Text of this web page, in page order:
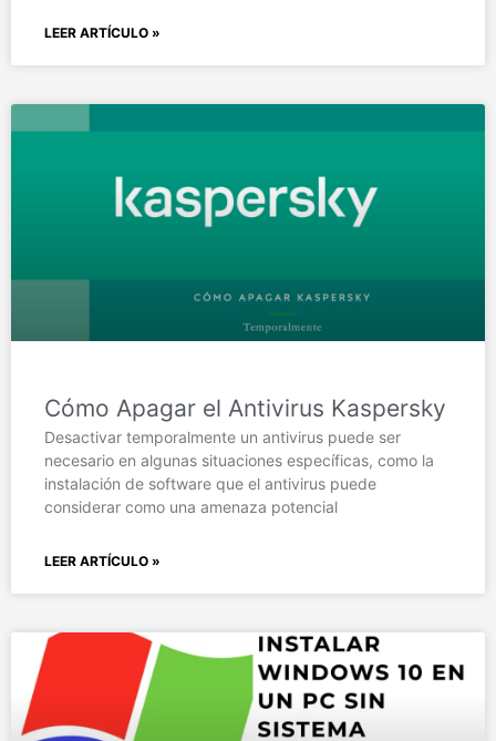
LEER ARTÍCULO »
Cómo Apagar el Antivirus Kaspersky
Desactivar temporalmente un antivirus puede ser
necesario en algunas situaciones específicas, como la
instalación de software que el antivirus puede
considerar como una amenaza potencial
LEER ARTÍCULO »